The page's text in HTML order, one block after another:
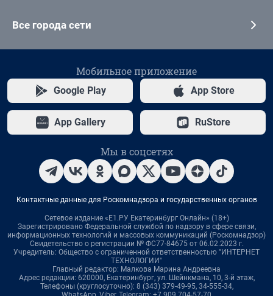
Все города сети
Мобильное приложение
Google Play App Store
App Gallery RuStore
Мы в соцсетях
Контактные данные для Роскомнадзора и государственных органов
Сетевое издание «Е1.РУ Екатеринбург Онлайн» (18+)
Зарегистрировано Федеральной службой по надзору в сфере связи,
информационных технологий и массовых коммуникаций (Роскомнадзор)
Свидетельство о регистрации № ФС77-84675 от 06.02.2023 г.
Учредитель: Общество с ограниченной ответственностью "ИНТЕРНЕТ
ТЕХНОЛОГИИ"
Главный редактор: Малкова Марина Андреевна
Адрес редакции: 620000, Екатеринбург, ул. Шейнкмана, 10, 3-й этаж,
Телефоны (круглосуточно): 8 (343) 379-49-95, 34-555-34,